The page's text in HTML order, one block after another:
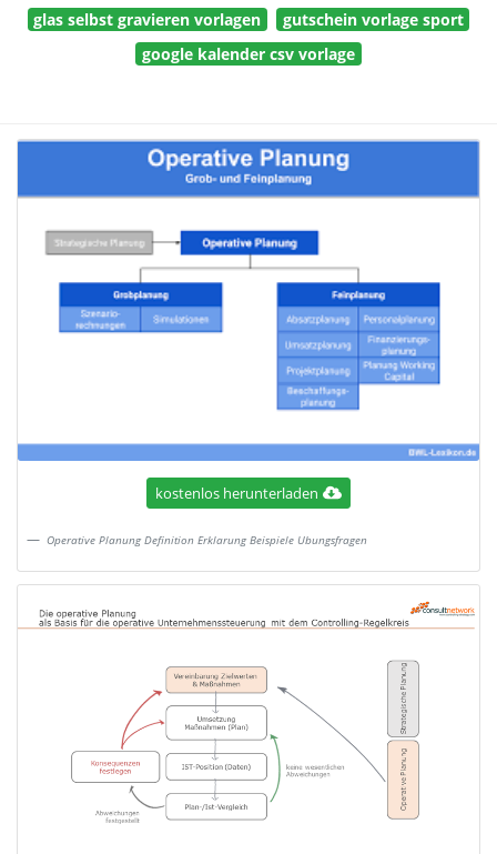
glas selbst gravieren vorlagen
gutschein vorlage sport
google kalender csv vorlage
kostenlos herunterladen
Operative Planung Definition Erklarung Beispiele Ubungsfragen